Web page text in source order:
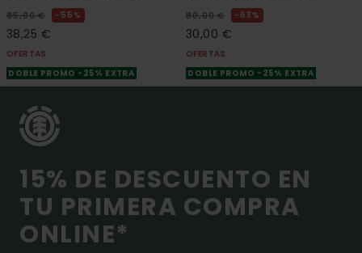
85,00 € 55%
38,25 €
OFERTAS
DOBLE PROMO -25% EXTRA
80,00 € 63%
30,00 €
OFERTAS
DOBLE PROMO -25% EXTRA
15% DE DESCUENTO EN
TU PRIMERA COMPRA
ONLINE*